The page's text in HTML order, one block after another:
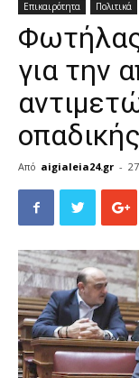
Επικαιρότητα Πολιτικά
για την
Από aigialeia24.gr -